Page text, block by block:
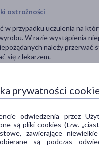
produkty KADEFARM
ostrożności
w przypadku uczulenia na
W razie wystąpienia
należy przerwać
się z lekarzem.
jeśli opakowanie było
wątpliwości należy
w temperaturze pokojowej, z
w sposób niedostępny dla
prywatności
odwiedzenia przez
są pliki cookies (tzw.
zawierające
są podczas